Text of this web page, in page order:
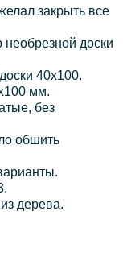
закрыть все
доски
40х100.
мм.
без
обшить
дерева.